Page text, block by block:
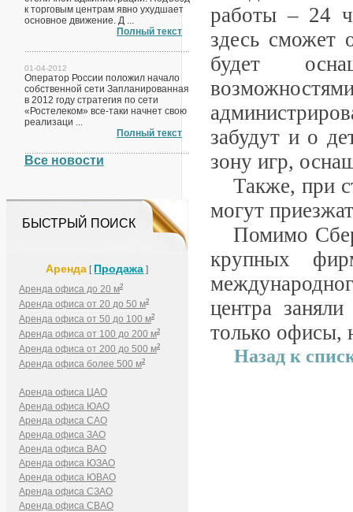
к торговым центрам явно ухудшает
основное движение. Д ...
Полный текст
01-04-2012
Оператор России положил начало
собственной сети Запланированная
в 2012 году стратегия по сети
«Ростелеком» все-таки начнет свою
реализаци ...
Полный текст
Все новости
БЫСТРЫЙ ПОИСК
Аренда [ Продажа ]
Аренда офиса до 20 м2
Аренда офиса от 20 до 50 м2
Аренда офиса от 50 до 100 м2
Аренда офиса от 100 до 200 м2
Аренда офиса от 200 до 500 м2
Аренда офиса более 500 м2
Аренда офиса ЦАО
Аренда офиса ЮАО
Аренда офиса САО
Аренда офиса ЗАО
Аренда офиса ВАО
Аренда офиса ЮЗАО
Аренда офиса ЮВАО
Аренда офиса СЗАО
Аренда офиса СВАО
работы – 24
здесь сможет
будет
забудут и о
зону игр,
Также, при
могут
Помимо
крупных
центра
только офисы,
Назад к